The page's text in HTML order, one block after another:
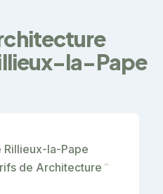
la-Pape
Rillieux-la-Pape
de Architecture ⌄